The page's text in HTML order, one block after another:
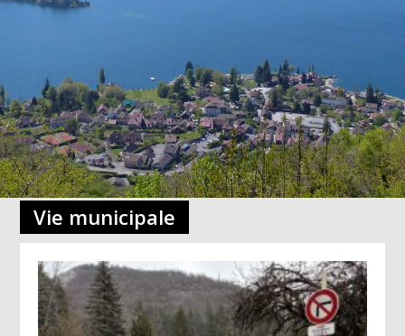
Vie municipale